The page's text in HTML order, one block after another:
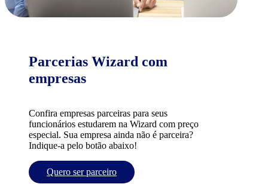
Parcerias Wizard com
empresas
Confira empresas parceiras para seus
funcionários estudarem na Wizard com preço
especial. Sua empresa ainda não é parceira?
Indique-a pelo botão abaixo!
Quero ser parceiro